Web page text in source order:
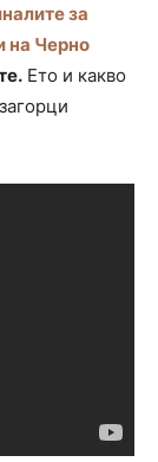
за
на Черно
Ето и какво